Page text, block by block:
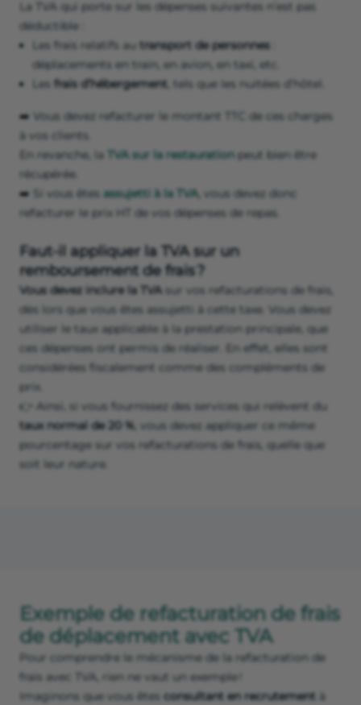
La TVA qui porte sur les dépenses suivantes n’est pas
déductible :
Les frais relatifs au transport de personnes
déplacements en train, en avion, en taxi, etc.
Les frais d’hébergement , tels que les nuitées d’hôtel.
➡️ Vous devez refacturer le montant TTC de ces charges
à vos clients.
En revanche, la TVA sur la restaurationpeut bien être
récupérée.
➡️ Si vous êtes assujetti à la TVA, vous devez donc
refacturer le prix HT de vos dépenses de repas.
Faut-il appliquer la TVA sur un
remboursement de frais ?
Vous devez inclure la TVA sur vos refacturations de frais,
dès lors que vous êtes assujetti à cette taxe. Vous devez
utiliser le taux applicable à la prestation principale, que
ces dépenses ont permis de réaliser. En effet, elles sont
considérées fiscalement comme des compléments de
prix.
👉 Ainsi, si vous fournissez des services qui relèvent du
taux normal de 20 % , vous devez appliquer ce même
pourcentage sur vos refacturations de frais, quelle que
soit leur nature.
Exemple de refacturation de frais
de déplacement avec TVA
Pour comprendre le mécanisme de la refacturation de
frais avec TVA, rien ne vaut un exemple !
Imaginons que vous êtes consultant en recrutement à